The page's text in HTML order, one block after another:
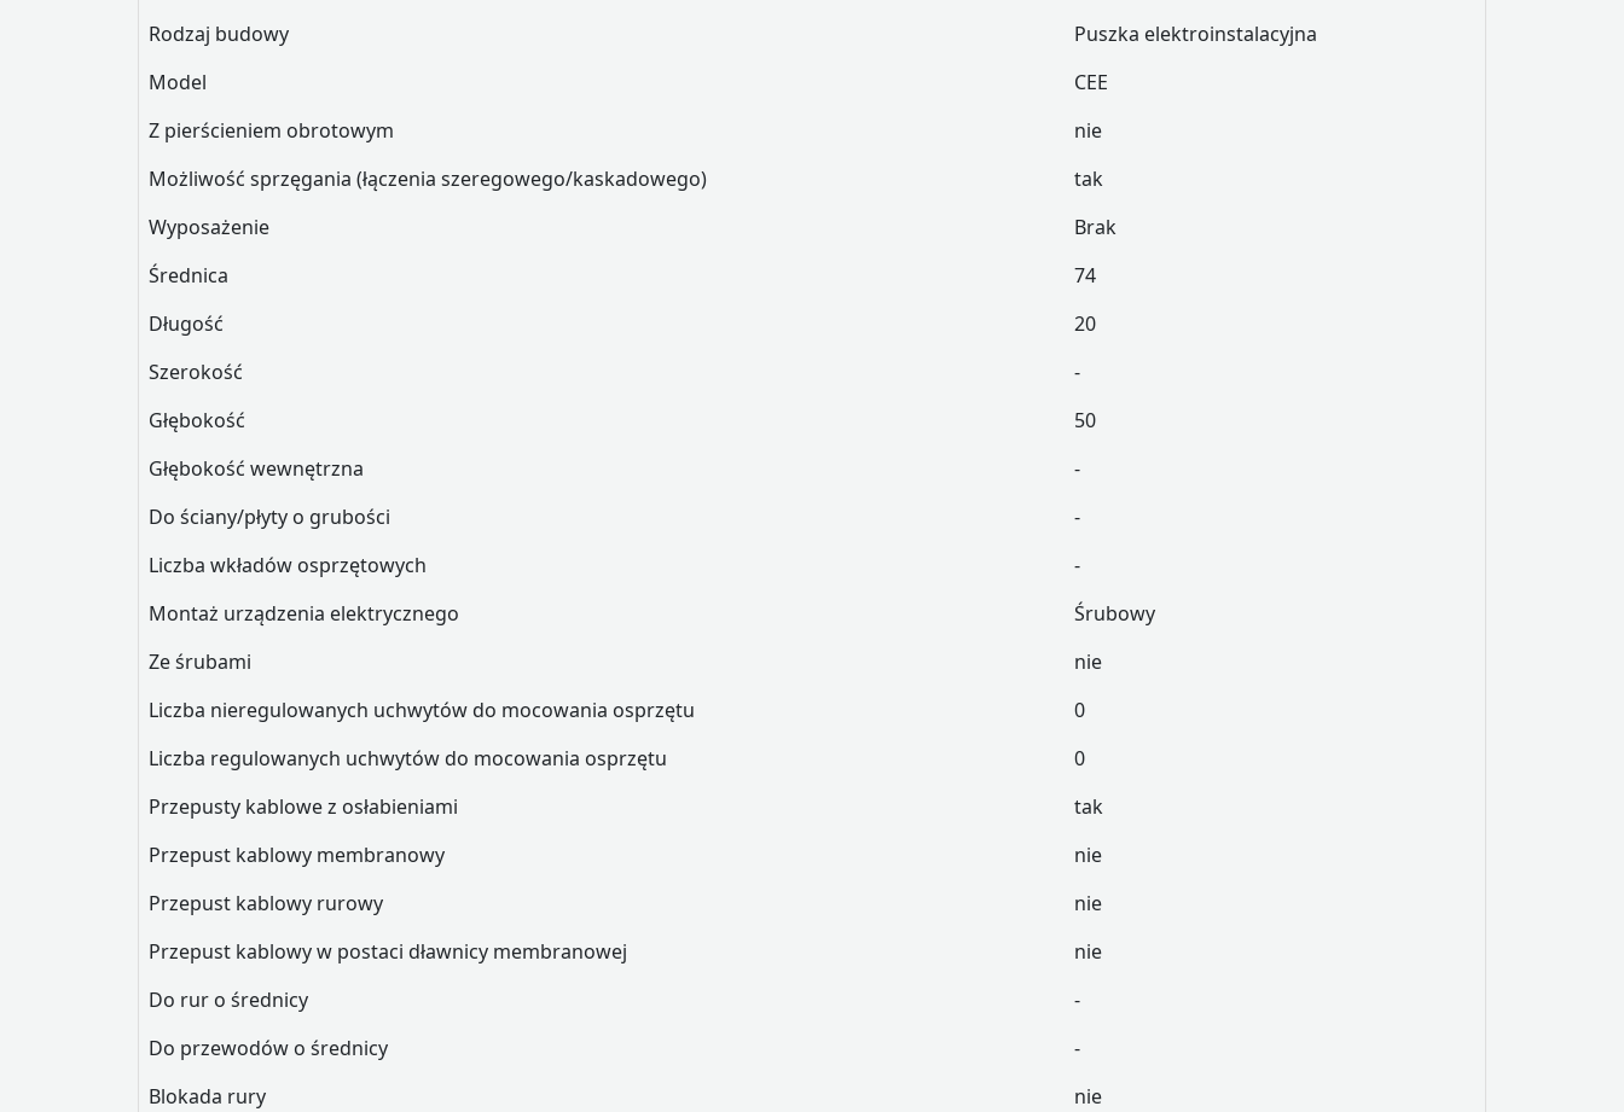
Rodzaj budowy
Puszka elektroinstalacyjna
Model
CEE
Z pierścieniem obrotowym
nie
Możliwość sprzęgania (łączenia szeregowego/kaskadowego)
tak
Wyposażenie
Brak
Średnica
74
Długość
20
Szerokość
-
Głębokość
50
Głębokość wewnętrzna
-
Do ściany/płyty o grubości
-
Liczba wkładów osprzętowych
-
Montaż urządzenia elektrycznego
Śrubowy
Ze śrubami
nie
Liczba nieregulowanych uchwytów do mocowania osprzętu
0
Liczba regulowanych uchwytów do mocowania osprzętu
0
Przepusty kablowe z osłabieniami
tak
Przepust kablowy membranowy
nie
Przepust kablowy rurowy
nie
Przepust kablowy w postaci dławnicy membranowej
nie
Do rur o średnicy
-
Do przewodów o średnicy
-
Blokada rury
nie